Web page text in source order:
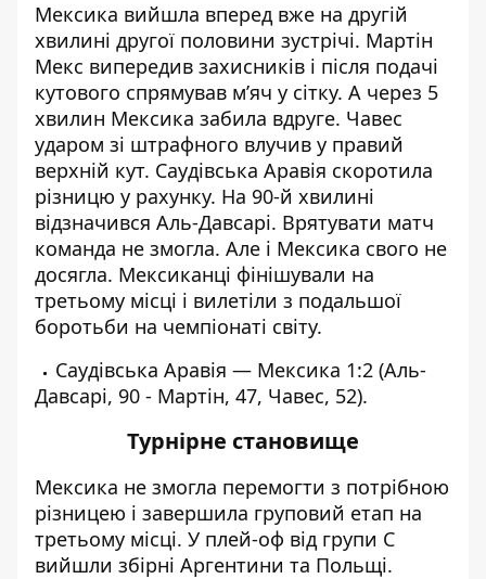
Мексика вийшла вперед вже на другій
хвилині другої половини зустрічі. Мартін
Мекс випередив захисників і після подачі
кутового спрямував м’яч у сітку. А через 5
хвилин Мексика забила вдруге. Чавес
ударом зі штрафного влучив у правий
верхній кут. Саудівська Аравія скоротила
різницю у рахунку. На 90-й хвилині
відзначився Аль-Давсарі. Врятувати матч
команда не змогла. Але і Мексика свого не
досягла. Мексиканці фінішували на
третьому місці і вилетіли з подальшої
боротьби на чемпіонаті світу.
Саудівська Аравія — Мексика 1:2 (Аль-
Давсарі, 90 - Мартін, 47, Чавес, 52).
Турнірне становище
Мексика не змогла перемогти з потрібною
різницею і завершила груповий етап на
третьому місці. У плей-оф від групи С
вийшли збірні Аргентини та Польщі.